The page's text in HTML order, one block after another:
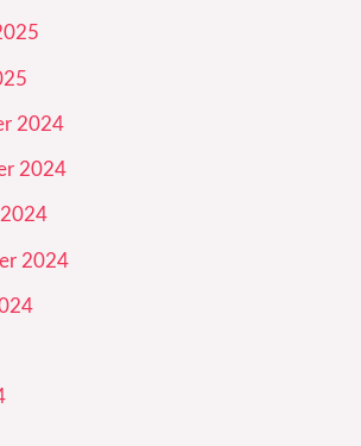
2024
2024
2024